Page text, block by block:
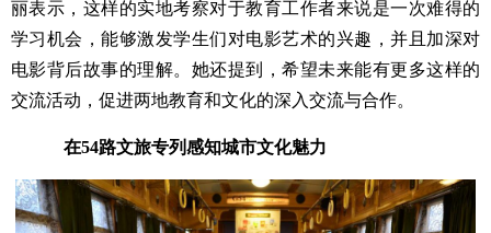
丽表示，这样的实地考察对于教育工作者来说是一次难得的
学习机会，能够激发学生们对电影艺术的兴趣，并且加深对
电影背后故事的理解。她还提到，希望未来能有更多这样的
交流活动，促进两地教育和文化的深入交流与合作。
在54路文旅专列感知城市文化魅力